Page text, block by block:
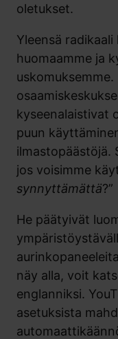
oletukset.
Yleensä radikaali
huomaamme ja
kyseenalaistivat
puun
ilmastopäästöjä.
jos voisimme
synnyttämättä?”
He päätyivät
näy alla, voit
englanniksi.
asetuksista